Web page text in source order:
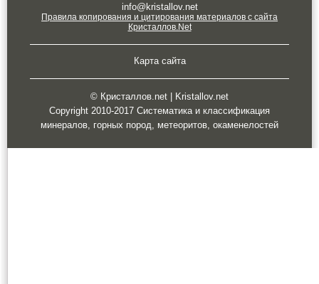
info@kristallov.net
Правила копирования и цитирования материалов с сайта
Кристаллов.Net
Карта сайта
© Кристаллов.net | Kristallov.net
Copyright 2010-2017 Систематика и классификация
минералов, горных пород, метеоритов, окаменелостей